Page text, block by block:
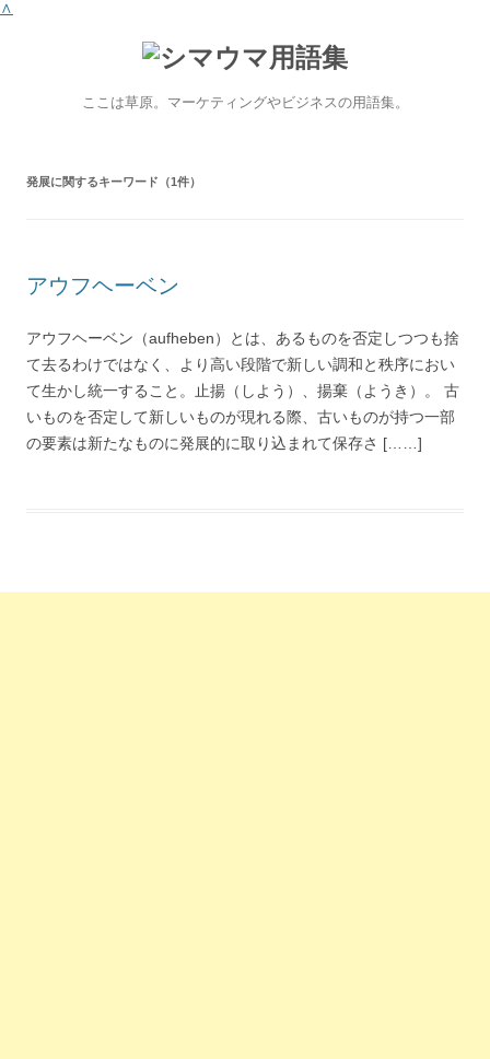
∧
ここは草原。マーケティングやビジネスの用語集。
発展に関するキーワード（1件）
アウフヘーベン
アウフヘーベン（aufheben）とは、あるものを否定しつつも捨
て去るわけではなく、より高い段階で新しい調和と秩序におい
て生かし統一すること。止揚（しよう）、揚棄（ようき）。 古
いものを否定して新しいものが現れる際、古いものが持つ一部
の要素は新たなものに発展的に取り込まれて保存さ [……]